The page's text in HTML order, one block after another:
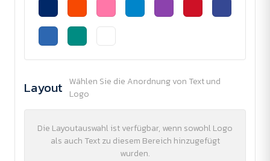
Layout Wählen Sie die Anordnung von Text und
Logo
Die Layoutauswahl ist verfügbar, wenn sowohl Logo
als auch Text zu diesem Bereich hinzugefügt
wurden.